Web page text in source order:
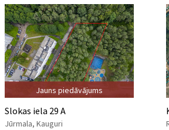
Jauns piedāvājums
Slokas iela 29 A
Jūrmala, Kauguri